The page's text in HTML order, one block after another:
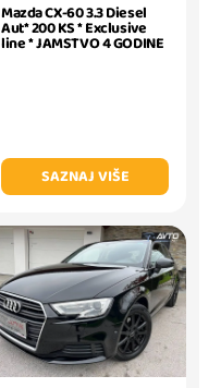
Mazda CX-60 3.3 Diesel
Aut* 200 KS * Exclusive
line * JAMSTVO 4 GODINE
SAZNAJ VIŠE